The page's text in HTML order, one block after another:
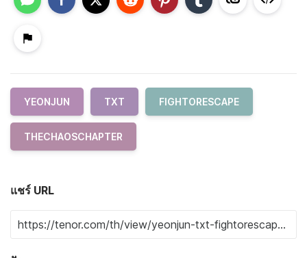
YEONJUN TXT FIGHTORESCAPE
THECHAOSCHAPTER
แชร์ URL